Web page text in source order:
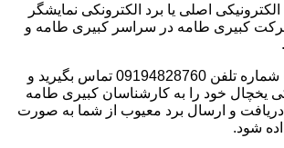
اصلی یا برد الکترونکی نمایشگر
کبیری طامه در سراسر کبیری طامه و
تنها کافی است که با شماره تلفن 09194828760 تماس بگیرید و
یخچال خود را به کارشناسان کبیری طامه
دریافت و ارسال برد معیوب از شما به صورت
شود.